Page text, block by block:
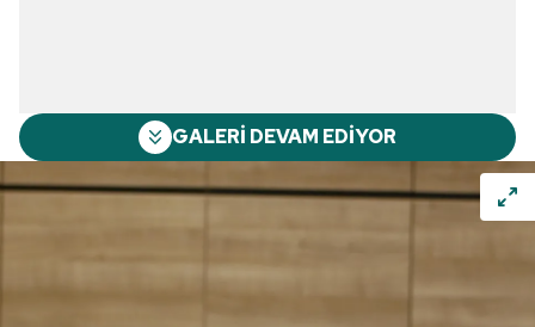
GALERİ DEVAM EDİYOR